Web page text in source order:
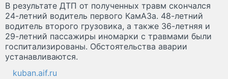
В результате ДТП от полученных травм скончался
24-летний водитель первого КамАЗа. 48-летний
водитель второго грузовика, а также 36-летняя и
29-летний пассажиры иномарки с травмами были
госпитализированы. Обстоятельства аварии
устанавливаются.
kuban.aif.ru